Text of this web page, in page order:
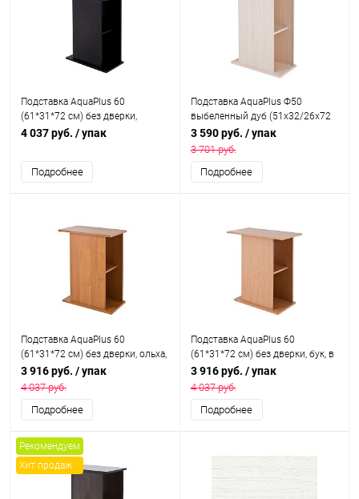
Подставка AquaPlus 60
(61*31*72 см) без дверки,
черная , в коробке, подходит
П72
4 037 руб. / упак
Подробнее
Подставка AquaPlus Ф50
выбеленный дуб (51х32/26х72
см) фигурная, без дверки, в
коробке, подходит для модели
аквариума STD Ф50
3 590 руб. / упак
3 701 руб.
Подробнее
Подставка AquaPlus 60
(61*31*72 см) без дверки, ольха,
в коробке, подходит для
моделей аквариумов STD П72
3 916 руб. / упак
4 037 руб.
Подробнее
Подставка AquaPlus 60
(61*31*72 см) без дверки, бук, в
коробке, подходит для моделей
аквариумов STD П72
3 916 руб. / упак
4 037 руб.
Подробнее
Рекомендуем
Хит продаж